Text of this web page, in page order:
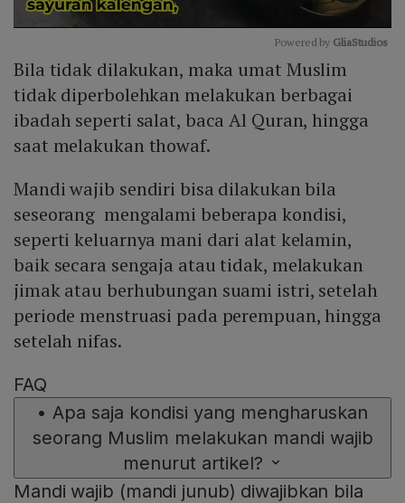
Mute
Powered by GliaStudios
Bila tidak dilakukan, maka umat Muslim
tidak diperbolehkan melakukan berbagai
ibadah seperti salat, baca Al Quran, hingga
saat melakukan thowaf.
Mandi wajib sendiri bisa dilakukan bila
seseorang mengalami beberapa kondisi,
seperti keluarnya mani dari alat kelamin,
baik secara sengaja atau tidak, melakukan
jimak atau berhubungan suami istri, setelah
periode menstruasi pada perempuan, hingga
setelah nifas.
FAQ
• Apa saja kondisi yang mengharuskan
seorang Muslim melakukan mandi wajib
menurut artikel?
Mandi wajib (mandi junub) diwajibkan bila